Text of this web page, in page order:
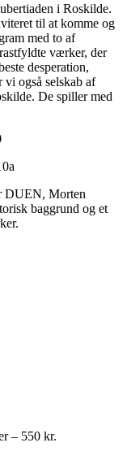
i Roskilde.
til at komme og
med to af
værker, der
desperation,
også selskab af
De spiller med
DUEN, Morten
baggrund og et
– 550 kr.